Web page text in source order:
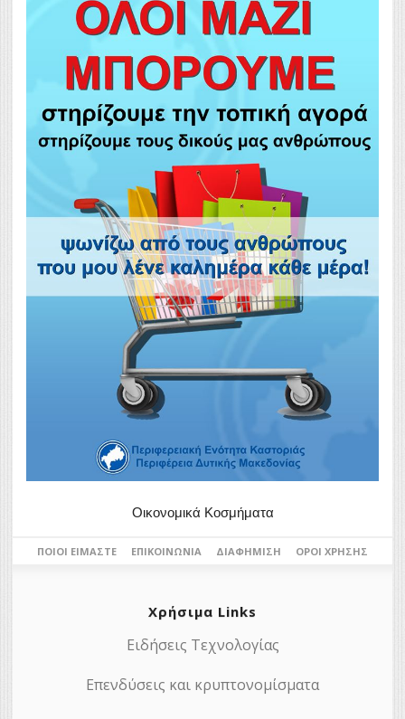
Οικονομικά Κοσμήματα
ΠΟΙΟΙ ΕΊΜΑΣΤΕ ΕΠΙΚΟΙΝΩΝΊΑ ΔΙΑΦΉΜΙΣΗ ΌΡΟΙ ΧΡΉΣΗΣ
Χρήσιμα Links
Ειδήσεις Τεχνολογίας
Επενδύσεις και κρυπτονομίσματα